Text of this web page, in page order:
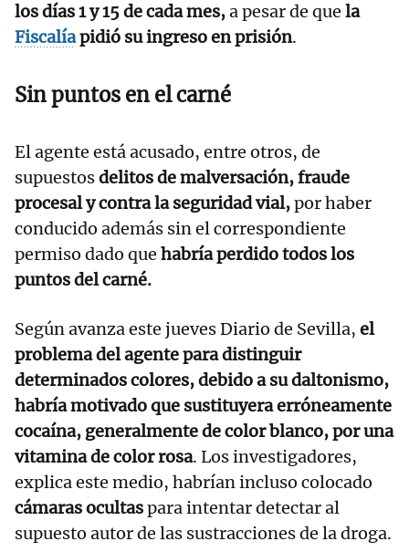
los días 1 y 15 de cada mes,a pesar de que la
Fiscalíapidió su ingreso en prisión.
Sin puntos en el carné
El agente está acusado, entre otros, de
supuestosdelitos de malversación, fraude
procesal y contra la seguridad vial,por haber
conducido además sin el correspondiente
permiso dado que habría perdido todos los
puntos del carné.
Según avanza este jueves Diario de Sevilla, el
problema del agente para distinguir
determinados colores, debido a su daltonismo,
habría motivado que sustituyera erróneamente
cocaína, generalmente de color blanco, por una
vitamina de color rosa. Los investigadores,
explica este medio, habrían incluso colocado
cámaras ocultaspara intentar detectar al
supuesto autor de las sustracciones de la droga.